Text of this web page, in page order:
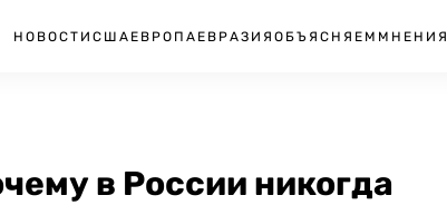
НОВОСТИ США ЕВРОПА ЕВРАЗИЯ ОБЪЯСНЯЕМ МНЕНИЯ
в России никогда